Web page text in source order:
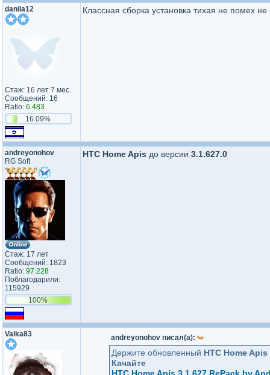
danila12
Стаж: 16 лет 7 мес.
Сообщений: 16
Ratio: 6.483
16.09%
Классная сборка установка тихая не помех не
andreyonohov
RG Soft
Стаж: 17 лет
Сообщений: 1823
Ratio: 97.228
Поблагодарили:
115929
100%
HTC Home Apis до версии 3.1.627.0
Valka83 andreyonohov писал(а):
Держите обновленный HTC Home Apis
Качайте